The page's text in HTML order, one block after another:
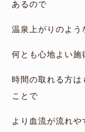
あるので
温泉上がりのよう
何とも心地よい施
時間の取れる方は
ことで
より血流が流れや